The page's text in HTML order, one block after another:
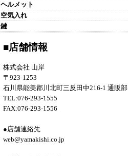
ヘルメット
空気入れ
鍵
■店舗情報
株式会社 山岸
〒923-1253
石川県能美郡川北町三反田中216-1 通販部
TEL:076-293-1555
FAX:076-293-1556
●店舗連絡先
web@yamakishi.co.jp